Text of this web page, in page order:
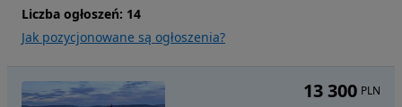
Liczba ogłoszeń: 14
Jak pozycjonowane są ogłoszenia?
13 300 PLN